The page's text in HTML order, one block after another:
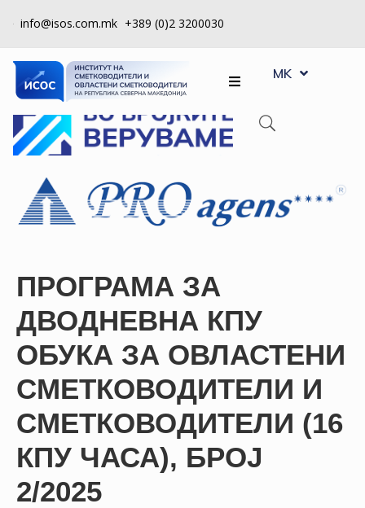
info@isos.com.mk +389 (0)2 3200030
ЗА
НАС
РЕГИСТРИ
КОНТРОЛА
НА
КАКО
ДА
СТАНАМ
ЧЛЕН
НАЈАВА
ЗА
ЧЛЕНОВИ
MK
SQ
ПРОГРАМА ЗА
ДВОДНЕВНА КПУ
ОБУКА ЗА ОВЛАСТЕНИ
СМЕТКОВОДИТЕЛИ И
СМЕТКОВОДИТЕЛИ (16
КПУ ЧАСА), БРОЈ
2/2025